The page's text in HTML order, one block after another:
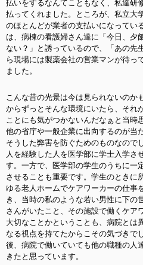
払いをするなんてこともなく、私達研
払ってくれました。ところが、私立大
のほとんどが業者の支払いになってい
は、病棟の看護婦さん達に「今日、夕
ない？」と誘っているので、「あの先
ら現場には製薬会社の営業マンが待っ
ました。
こんな昔の光景は今は見られないのか
からずっとそんな環境にいたら、それ
ことにも気がつかないんだなぁと当時
他の省庁や一般企業に出向するのが当
そうした弊害を防ぐためのものなので
人を経験した人を医学部に学士入学さ
す。一方で、医学部の学生のうちに一
させることも重要です。学生のときに
ゆる老人ホームでケアワーカーの仕事
き、当時の私のような若い男性に下の
さんがいたこと、その施設で働くケア
大切なことかということも、病院とは
なる視点を持てたからこその気づきで
後、病院で働いていても他の職種の人
きたと思っています。